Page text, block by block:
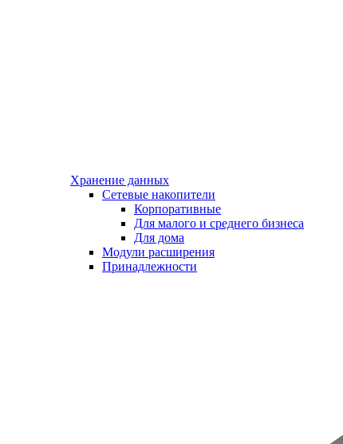
Хранение данных
Сетевые накопители
Корпоративные
Для малого и среднего бизнеса
Для дома
Модули расширения
Принадлежности